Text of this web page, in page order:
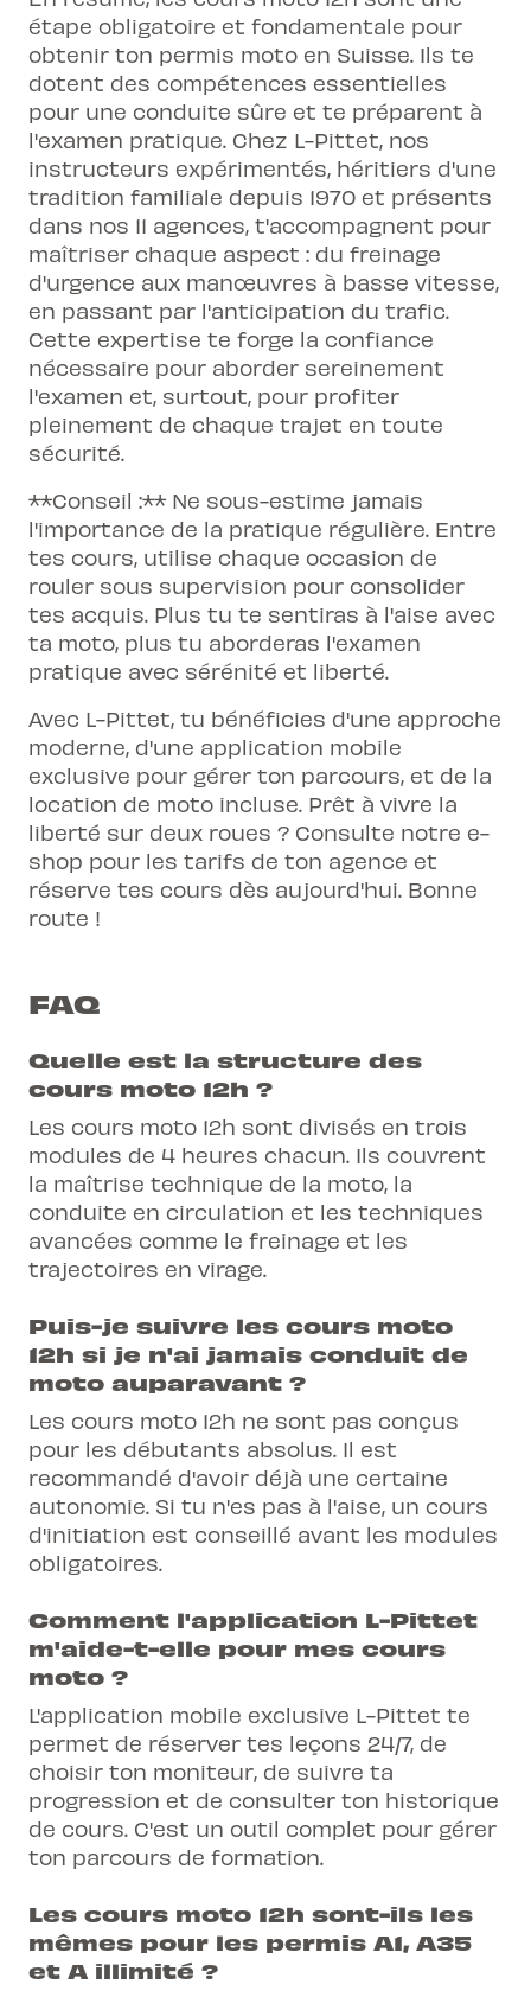
étape obligatoire et fondamentale pour
obtenir ton permis moto en Suisse. Ils te
dotent des compétences essentielles
pour une conduite sûre et te préparent à
l'examen pratique. Chez L-Pittet, nos
instructeurs expérimentés, héritiers d'une
tradition familiale depuis 1970 et présents
dans nos 11 agences, t'accompagnent pour
maîtriser chaque aspect : du freinage
d'urgence aux manœuvres à basse vitesse,
en passant par l'anticipation du trafic.
Cette expertise te forge la confiance
nécessaire pour aborder sereinement
l'examen et, surtout, pour profiter
pleinement de chaque trajet en toute
sécurité.
**Conseil :** Ne sous-estime jamais
l'importance de la pratique régulière. Entre
tes cours, utilise chaque occasion de
rouler sous supervision pour consolider
tes acquis. Plus tu te sentiras à l'aise avec
ta moto, plus tu aborderas l'examen
pratique avec sérénité et liberté.
Avec L-Pittet, tu bénéficies d'une approche
moderne, d'une application mobile
exclusive pour gérer ton parcours, et de la
location de moto incluse. Prêt à vivre la
liberté sur deux roues ? Consulte notre e-
shop pour les tarifs de ton agence et
réserve tes cours dès aujourd'hui. Bonne
route !
FAQ
Quelle est la structure des
cours moto 12h ?
Les cours moto 12h sont divisés en trois
modules de 4 heures chacun. Ils couvrent
la maîtrise technique de la moto, la
conduite en circulation et les techniques
avancées comme le freinage et les
trajectoires en virage.
Puis-je suivre les cours moto
12h si je n'ai jamais conduit de
moto auparavant ?
Les cours moto 12h ne sont pas conçus
pour les débutants absolus. Il est
recommandé d'avoir déjà une certaine
autonomie. Si tu n'es pas à l'aise, un cours
d'initiation est conseillé avant les modules
obligatoires.
Comment l'application L-Pittet
m'aide-t-elle pour mes cours
moto ?
L'application mobile exclusive L-Pittet te
permet de réserver tes leçons 24/7, de
choisir ton moniteur, de suivre ta
progression et de consulter ton historique
de cours. C'est un outil complet pour gérer
ton parcours de formation.
Les cours moto 12h sont-ils les
mêmes pour les permis A1, A35
et A illimité ?